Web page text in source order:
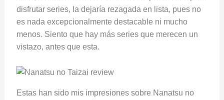
disfrutar series, la dejaría rezagada en lista, pues no
es nada excepcionalmente destacable ni mucho
menos. Siento que hay más series que merecen un
vistazo, antes que esta.
Estas han sido mis impresiones sobre Nanatsu no